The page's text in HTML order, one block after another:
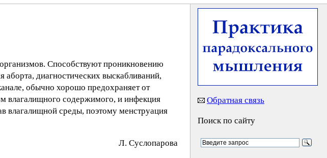
Способствуют проникновению
диагностических выскабливаний,
обычно хорошо предохраняет от
влагалищного содержимого, и инфекция
влагалищной среды, поэтому менструация
Л. Cycлoпapoвa
Обратная связь
Поиск по сайту